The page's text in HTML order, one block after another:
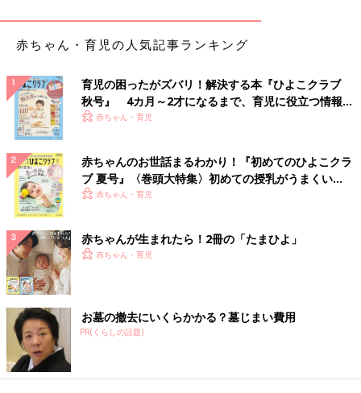
赤ちゃん・育児の人気記事ランキング
育児の困ったがズバリ！解決する本『ひよこクラブ
秋号』 4カ月～2才になるまで、育児に役立つ情報が
いっぱい！
赤ちゃん・育児
赤ちゃんのお世話まるわかり！『初めてのひよこクラ
ブ 夏号』〈巻頭大特集〉初めての授乳がうまくい
く！ おっぱい・ミルクの基本と夏のトラブル 解決テ
赤ちゃん・育児
赤ちゃんが生まれたら！2冊の「たまひよ」
赤ちゃん・育児
お墓の撤去にいくらかかる？墓じまい費用
PR(くらしの話題)